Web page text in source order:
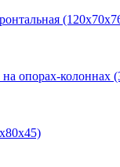
опорах-колоннах